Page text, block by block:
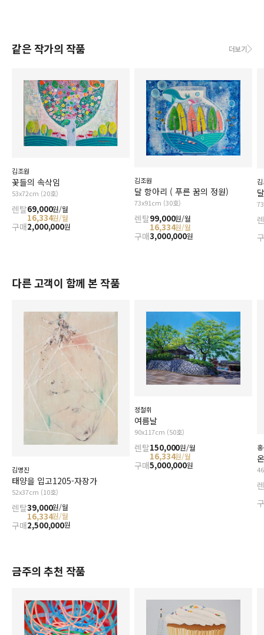
같은 작가의 작품 더보기
김조원
꽃들의 속삭임
53x72cm (20호)
렌탈69,000원/월
16,334원/월
구매2,000,000원
김조원
달 항아리 ( 푸른 꿈의 정원)
73x91cm (30호)
렌탈99,000원/월
16,334원/월
구매3,000,000원
다른 고객이 함께 본 작품
김명진
태양을 입고1205-자장가
52x37cm (10호)
렌탈39,000원/월
16,334원/월
구매2,500,000원
정철휘
여름날
90x117cm (50호)
렌탈150,000원/월
16,334원/월
구매5,000,000원
금주의 추천 작품